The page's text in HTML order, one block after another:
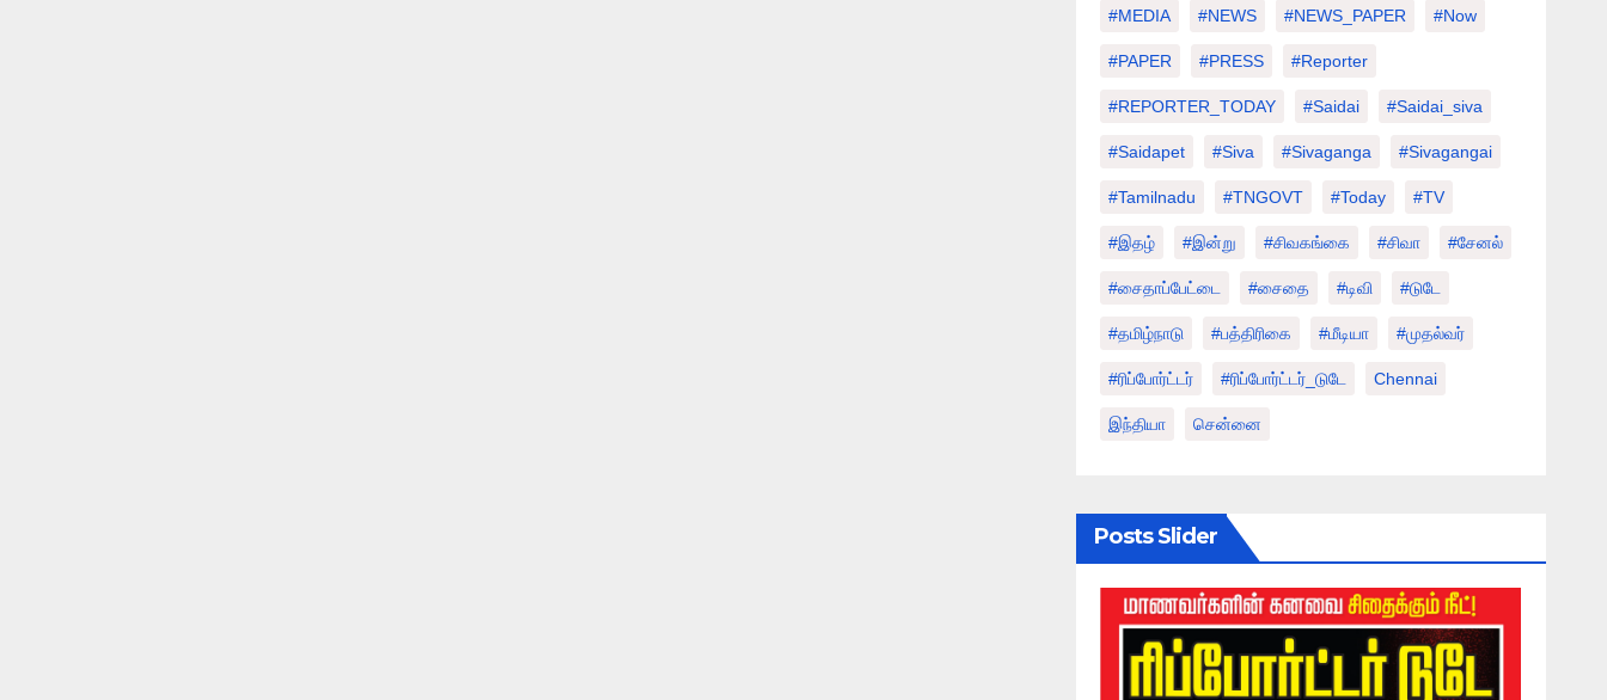
#MEDIA #NEWS #NEWS_PAPER #Now
#PAPER #PRESS #Reporter
#REPORTER_TODAY #saidai #saidai_siva
#saidapet #Siva #Sivaganga #sivagangai
#tamilnadu #TNGOVT #today #TV
#இதழ் #இன்று #சிவகங்கை #சிவா #சேனல்
#சைதாப்பேட்டை #சைதை #டிவி #டுடே
#தமிழ்நாடு #பத்திரிகை #மீடியா #முதல்வர்
#ரிப்போர்ட்டர் #ரிப்போர்ட்டர்_டுடே Chennai
இந்தியா சென்னை
Posts Slider